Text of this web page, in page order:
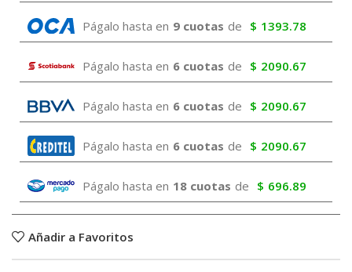
Págalo hasta en 9 cuotas de $ 1393.78
Págalo hasta en 6 cuotas de $ 2090.67
Págalo hasta en 6 cuotas de $ 2090.67
Págalo hasta en 6 cuotas de $ 2090.67
Págalo hasta en 18 cuotas de $ 696.89
Añadir a Favoritos